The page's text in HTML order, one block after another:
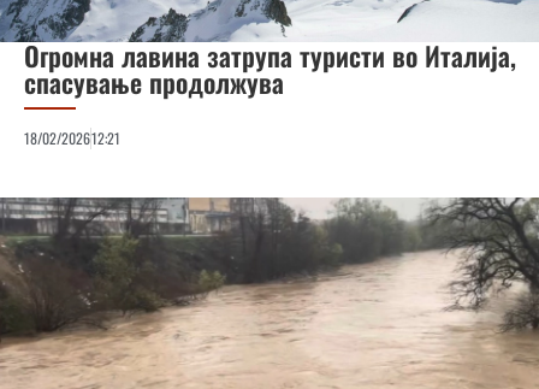
Огромна лавина затрупа туристи во Италија,
спасување продолжува
18/02/202612:21